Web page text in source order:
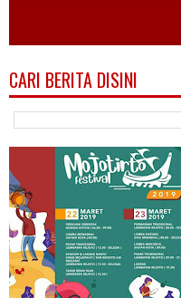
CARI BERITA DISINI